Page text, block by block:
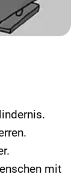
mit